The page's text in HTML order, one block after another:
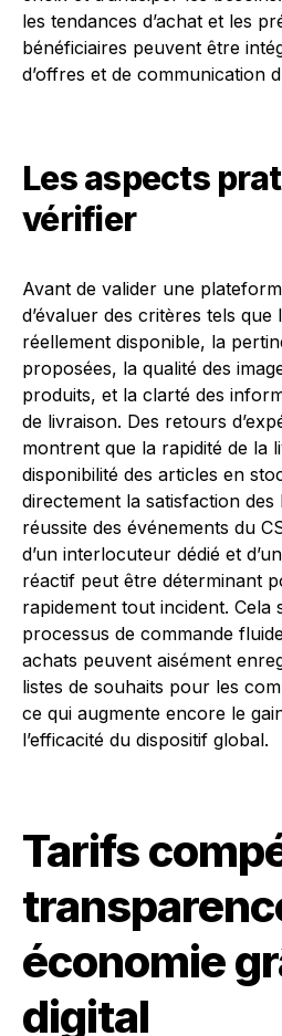
les tendances d’achat et les
bénéficiaires peuvent être
d’offres et de communication
Les aspects
vérifier
Avant de valider une
d’évaluer des critères tels
réellement disponible, la
proposées, la qualité des
produits, et la clarté des
de livraison. Des retours
montrent que la rapidité de la
disponibilité des articles en
directement la satisfaction des
réussite des événements du
d’un interlocuteur dédié et
réactif peut être déterminant
rapidement tout incident. Cela
processus de commande
achats peuvent aisément
listes de souhaits pour les
ce qui augmente encore le
l’efficacité du dispositif global.
Tarifs
économie
digital